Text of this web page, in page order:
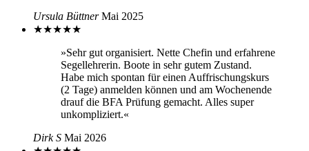
Ursula Büttner Mai 2025
★★★★★
»Sehr gut organisiert. Nette Chefin und erfahrene
Segellehrerin. Boote in sehr gutem Zustand.
Habe mich spontan für einen Auffrischungskurs
(2 Tage) anmelden können und am Wochenende
drauf die BFA Prüfung gemacht. Alles super
unkompliziert.«
Dirk S Mai 2026